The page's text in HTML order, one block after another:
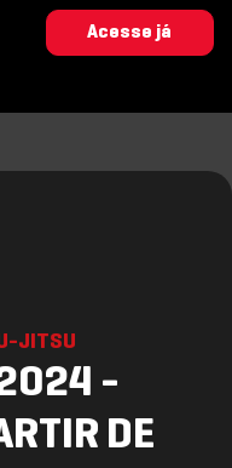
Acesse já
JITSU
-
DE